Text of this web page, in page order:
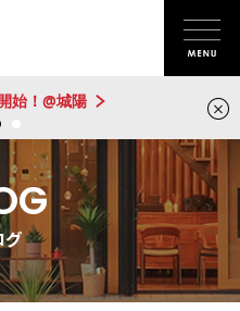
始！@城陽
グ